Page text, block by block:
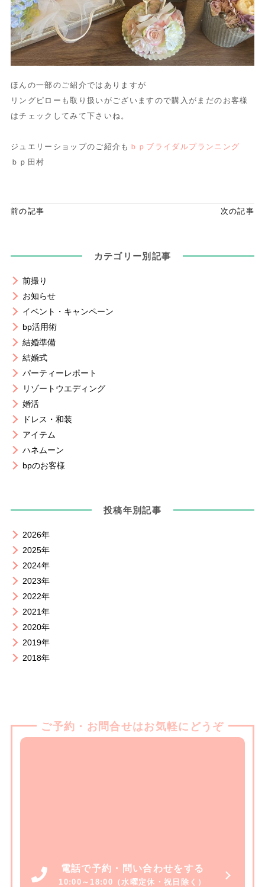
ほんの一部のご紹介ではありますが
リングピローも取り扱いがございますので購入がまだのお客様
はチェックしてみて下さいね。
ジュエリーショップのご紹介も ｂｐブライダルプランニング
ｂｐ田村
前の記事 次の記事
カテゴリー別記事
前撮り
お知らせ
イベント・キャンペーン
bp活用術
結婚準備
結婚式
パーティーレポート
リゾートウエディング
婚活
ドレス・和装
アイテム
ハネムーン
bpのお客様
投稿年別記事
2026年
2025年
2024年
2023年
2022年
2021年
2020年
2019年
2018年
ご予約・お問合せはお気軽にどうぞ
電話で予約・問い合わせをする
10:00～18:00（水曜定休・祝日除く）